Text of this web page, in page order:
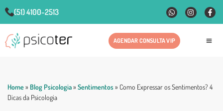
(51) 4100-2513
AGENDAR CONSULTA VIP
Home» Blog Psicologia» Sentimentos» Como Expressar os Sentimentos? 4
Dicas da Psicologia